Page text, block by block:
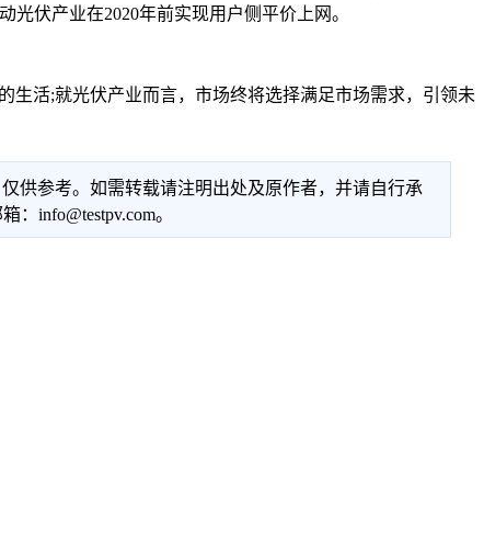
伏产业在2020年前实现用户侧平价上网。
活;就光伏产业而言，市场终将选择满足市场需求，引领未
供参考。如需转载请注明出处及原作者，并请自行承
info@testpv.com。